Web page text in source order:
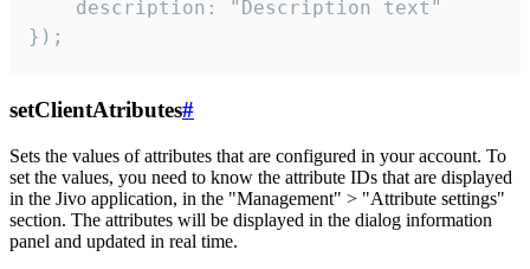
    description: "Description text"
});
setClientAtributes#
Sets the values ​​of attributes that are configured in your account. To
set the values, you need to know the attribute IDs that are displayed
in the Jivo application, in the "Management" > "Attribute settings"
section. The attributes will be displayed in the dialog information
panel and updated in real time.